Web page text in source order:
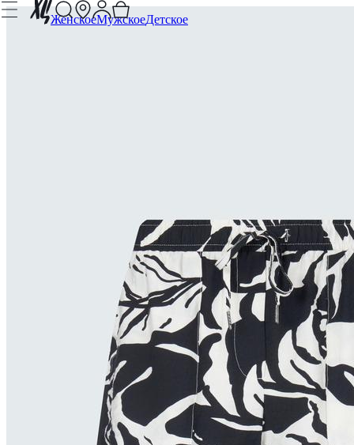
ЖенскоеМужскоеДетское